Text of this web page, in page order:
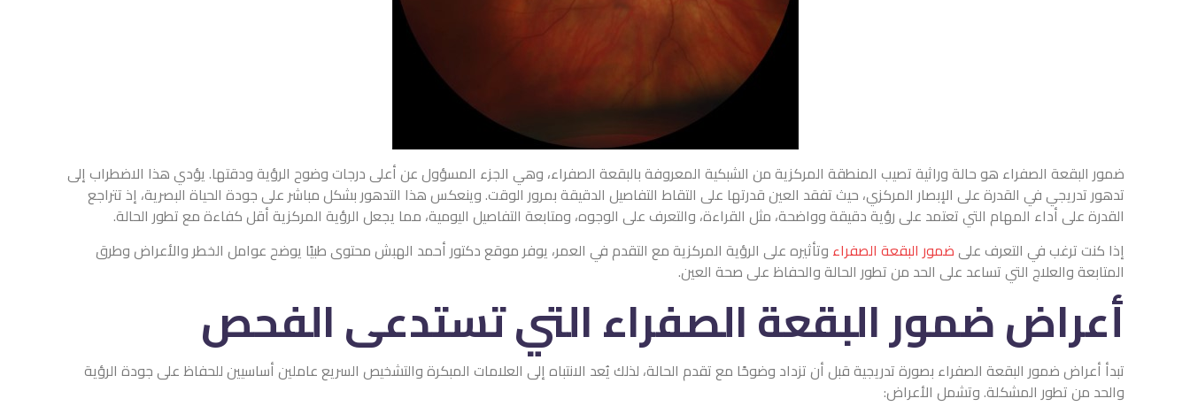
ضمور البقعة الصفراء هو حالة وراثية تصيب المنطقة المركزية من الشبكية المعروفة بالبقعة الصفراء، وهي الجزء المسؤول عن أعلى درجات وضوح الرؤية ودقتها. يؤدي هذا الاضطراب إلى
تدهور تدريجي في القدرة على الإبصار المركزي، حيث تفقد العين قدرتها على التقاط التفاصيل الدقيقة بمرور الوقت. وينعكس هذا التدهور بشكل مباشر على جودة الحياة البصرية، إذ تتراجع
القدرة على أداء المهام التي تعتمد على رؤية دقيقة وواضحة، مثل القراءة، والتعرف على الوجوه، ومتابعة التفاصيل اليومية، مما يجعل الرؤية المركزية أقل كفاءة مع تطور الحالة.
إذا كنت ترغب في التعرف علىضمور البقعة الصفراء وتأثيره على الرؤية المركزية مع التقدم في العمر، يوفر موقع دكتور أحمد الهبش محتوى طبيًا يوضح عوامل الخطر والأعراض وطرق
المتابعة والعلاج التي تساعد على الحد من تطور الحالة والحفاظ على صحة العين.
أعراضضمور البقعة الصفراء التي تستدعى الفحص
تبدأ أعراض ضمور البقعة الصفراء بصورة تدريجية قبل أن تزداد وضوحًا مع تقدم الحالة، لذلك يُعد الانتباه إلى العلامات المبكرة والتشخيص السريع عاملين أساسيين للحفاظ على جودة الرؤية
والحد من تطور المشكلة. وتشمل الأعراض: